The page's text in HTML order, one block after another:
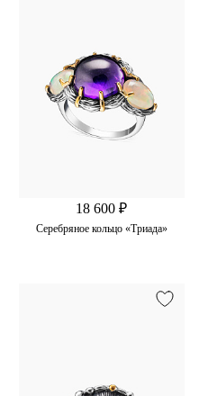
18 600 ₽
Серебряное кольцо «Триада»